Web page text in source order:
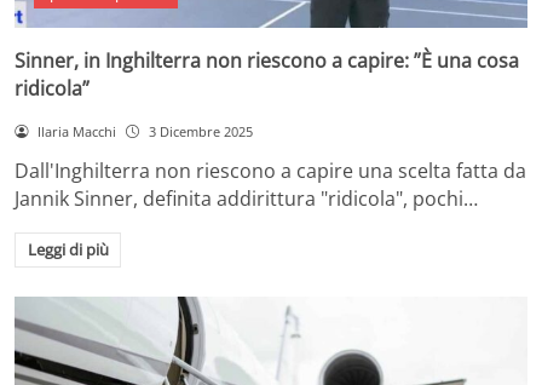
Sinner, in Inghilterra non riescono a capire: ”È una cosa
ridicola”
Ilaria Macchi 3 Dicembre 2025
Dall'Inghilterra non riescono a capire una scelta fatta da
Jannik Sinner, definita addirittura "ridicola", pochi…
Leggi di più